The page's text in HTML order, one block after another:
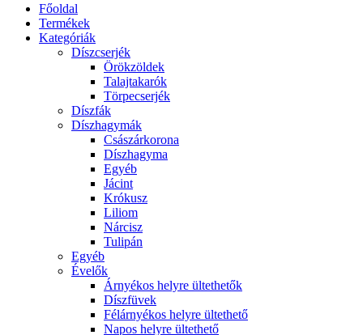
Főoldal
Termékek
Kategóriák
Díszcserjék
Örökzöldek
Talajtakarók
Törpecserjék
Díszfák
Díszhagymák
Császárkorona
Díszhagyma
Egyéb
Jácint
Krókusz
Liliom
Nárcisz
Tulipán
Egyéb
Évelők
Árnyékos helyre ültethetők
Díszfüvek
Félárnyékos helyre ültethető
Napos helyre ültethető